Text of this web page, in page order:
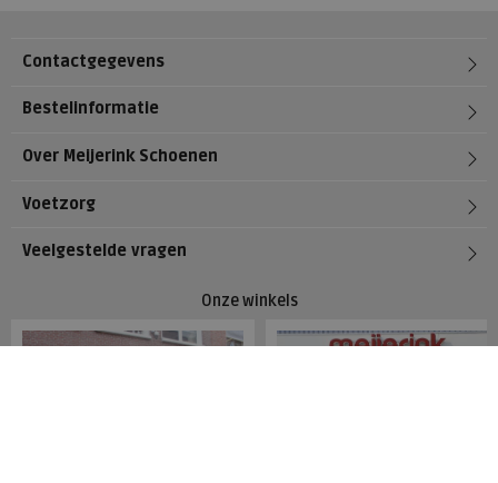
Contactgegevens
Bestelinformatie
Over Meijerink Schoenen
Voetzorg
Veelgestelde vragen
Onze winkels